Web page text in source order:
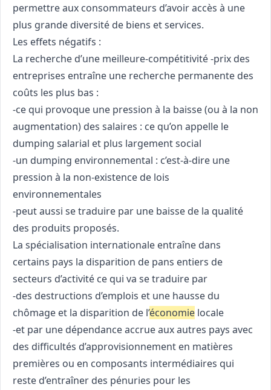
permettre aux consommateurs d’avoir accès à une
plus grande diversité de biens et services.
Les effets négatifs :
La recherche d’une meilleure-compétitivité -prix des
entreprises entraîne une recherche permanente des
coûts les plus bas :
-ce qui provoque une pression à la baisse (ou à la non
augmentation) des salaires : ce qu’on appelle le
dumping salarial et plus largement social
-un dumping environnemental : c’est-à-dire une
pression à la non-existence de lois
environnementales
-peut aussi se traduire par une baisse de la qualité
des produits proposés.
La spécialisation internationale entraîne dans
certains pays la disparition de pans entiers de
secteurs d’activité ce qui va se traduire par
-des destructions d’emplois et une hausse du
chômage et la disparition de l’économie locale
-et par une dépendance accrue aux autres pays avec
des difficultés d’approvisionnement en matières
premières ou en composants intermédiaires qui
reste d’entraîner des pénuries pour les